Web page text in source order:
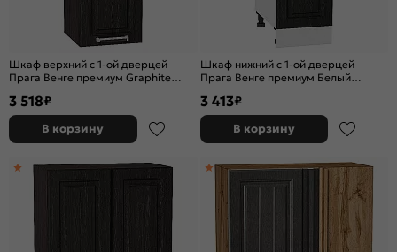
Шкаф верхний с 1-ой дверцей
Прага Венге премиум Graphite
3 518₽
В корзину
Шкаф нижний с 1-ой дверцей
Прага Венге премиум Белый
3 413₽
В корзину